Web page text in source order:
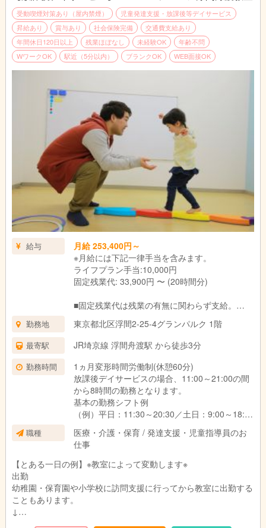
お昼|休憩・ランチタイムです。
↓
指導
個別支援計画に基づきお子さまに指導を実施します。
個別指導では45分の指導をし、小集団指導では1時間半～3時間
の指導をします。
終礼|スタッフ間でお子さま保護者さまの情報共有や翌日の準備
をします。
退勤|本日もお疲れさまでした！
受動喫煙対策あり（屋内禁煙）
児童発達支援・放課後等デイサービス
昇給あり
賞与あり 社会保険完備
交通費支給あり
年間休日120日以上
残業ほぼなし 未経験OK
年齢不問
WワークOK
駅近（5分以内） ブランクOK WEB面接OK
給与
月給 253,400円～
※月給には下記一律手当を含みます。
ライフプラン手当:10,000円
固定残業代: 33,900円 〜 (20時間分)
■固定残業代は残業の有無に関わらず支給。
を支給いたします。
■試用期間3ヶ月あり。
期間中の待遇に変更はありません。
勤務地 東京都北区浮間2-25-4グランパルク 1階
最寄駅 JR埼京線 浮間舟渡駅 から徒歩3分
勤務時間
1ヵ月変形時間労働制(休憩60分)
放課後デイサービスの場合、11:00～21:00の間
から8時間の勤務となります。
基本の勤務シフト例
（例）平日：11:30～20:30／土日：9:00～18:00
ます。
職種
医療・介護・保育 / 発達支援・児童指導員のお
仕事
【とある一日の例】※教室によって変動します※
出勤
幼稚園・保育園や小学校に訪問支援に行ってから教室に出勤する
こともあります。
↓